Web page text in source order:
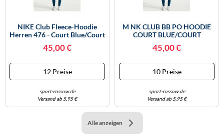
NIKE Club Fleece-Hoodie
Herren 476 - Court Blue/court
45,00 €
12 Preise
sport-rossow.de
Versand ab 5,95 €
M NK CLUB BB PO HOODIE
COURT BLUE/COURT
45,00 €
10 Preise
sport-rossow.de
Versand ab 5,95 €
Alle anzeigen